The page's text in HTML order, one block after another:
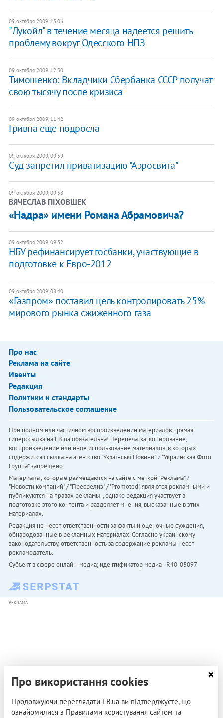
09 октября 2009, 13:06
"Лукойл" в течение месяца надеется решить
проблему вокруг Одесского НПЗ
09 октября 2009, 12:50
Тимошенко: Вкладчики Сбербанка СССР получат
свою тысячу после кризиса
09 октября 2009, 11:42
Гривна еще подросла
09 октября 2009, 09:59
Суд запретил приватизацию "Аэросвита"
09 октября 2009, 09:58
ВЯЧЕСЛАВ ПІХОВШЕК
«Надра» имени Романа Абрамовича?
09 октября 2009, 09:32
НБУ рефинансирует госбанки, участвующие в
подготовке к Евро-2012
09 октября 2009, 08:40
«Газпром» поставил цель контролировать 25%
мирового рынка сжиженного газа
Про нас
Реклама на сайте
Ивенты
Редакция
Политики и стандарты
Пользовательское соглашение
При полном или частичном воспроизведении материалов прямая
гиперссылка на LB.ua обязательна! Перепечатка, копирование,
воспроизведение или иное использование материалов, в которых
содержится ссылка на агентство "Українськi Новини" и "Украинская Фото
Группа" запрещено.
Материалы, которые размещаются на сайте с меткой "Реклама" /
"Новости компаний" / "Пресрелиз" / "Promoted", являются рекламными и
публикуются на правах рекламы. , однако редакция участвует в
подготовке этого контента и разделяет мнения, высказанные в этих
материалах.
Редакция не несет ответственности за факты и оценочные суждения,
обнародованные в рекламных материалах. Согласно украинскому
законодательству, ответственность за содержание рекламы несет
рекламодатель.
Субъект в сфере онлайн-медиа; идентификатор медиа - R40-05097
РЕКЛАМА
Про використання cookies
Продовжуючи переглядати LB.ua ви підтверджуєте, що
ознайомилися з Правилами користування сайтом та